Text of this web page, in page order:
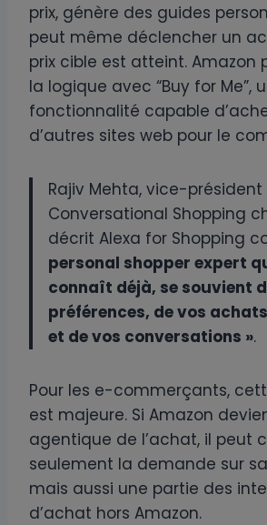
prix, génère des guides
peut même déclencher un
prix cible est atteint. Amazon
la logique avec “Buy for Me”,
fonctionnalité capable
d’autres sites web pour le
Rajiv Mehta, vice-président
Conversational Shopping
décrit Alexa for Shopping
personal shopper expert
connaît déjà, se souvient
préférences, de vos
et de vos conversations ».
Pour les e-commerçants,
est majeure. Si Amazon
agentique de l’achat, il peut
seulement la demande sur
mais aussi une partie des
d’achat hors Amazon.